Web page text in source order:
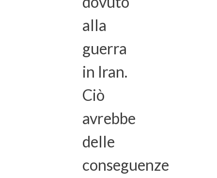
alla
guerra
in Iran.
Ciò
avrebbe
delle
conseguenze